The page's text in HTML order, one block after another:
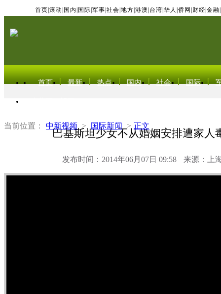
首页 滚动 国内 国际 军事 社会 地方 港澳 台湾 华人 侨网 财经 金融
首页 最新 热点 国内 社会 国际
当前位置： 中新视频 > 国际新闻 > 正文
巴基斯坦少女不从婚姻安排遭家人
发布时间：2014年06月07日 09:58 来源：上